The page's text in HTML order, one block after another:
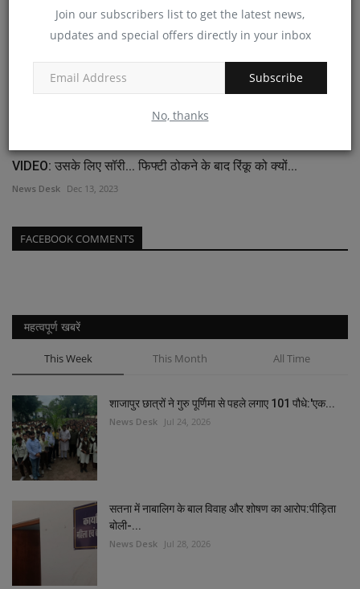
Join our subscribers list to get the latest news,
updates and special offers directly in your inbox
Subscribe
No, thanks
VIDEO: उसके लिए सॉरी... फिफ्टी ठोकने के बाद रिंकू को क्यों...
News Desk Dec 13, 2023
FACEBOOK COMMENTS
महत्वपूर्ण खबरें
This Week This Month All Time
शाजापुर छात्रों ने गुरु पूर्णिमा से पहले लगाए 101 पौधे:'एक...
News Desk Jul 24, 2026
सतना में नाबालिग के बाल विवाह और शोषण का आरोप:पीड़िता
बोली-...
News Desk Jul 28, 2026